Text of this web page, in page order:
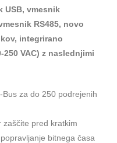
USB, vmesnik
RS485, novo
integrirano
VAC) z naslednjimi
za do 250 podrejenih
pred kratkim
bitnega časa